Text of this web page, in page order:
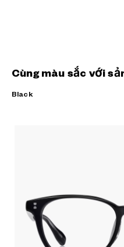
Cùng màu sắc với
Black